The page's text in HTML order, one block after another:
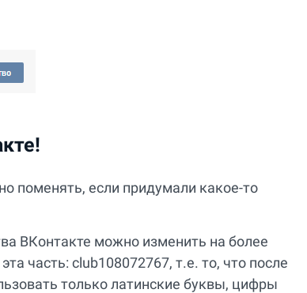
поменять, если придумали какое-то
ВКонтакте можно изменить на более
часть: club108072767, т.е. то, что после
только латинские буквы, цифры